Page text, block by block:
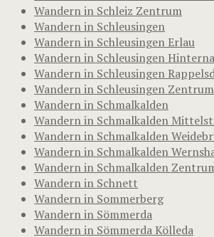
Wandern in Schleiz Zentrum
Wandern in Schleusingen
Wandern in Schleusingen Erlau
Wandern in Schleusingen
Wandern in Schleusingen
Wandern in Schleusingen Zentrum
Wandern in Schmalkalden
Wandern in Schmalkalden
Wandern in Schmalkalden
Wandern in Schmalkalden
Wandern in Schmalkalden
Wandern in Schnett
Wandern in Sommerberg
Wandern in Sömmerda
Wandern in Sömmerda Kölleda